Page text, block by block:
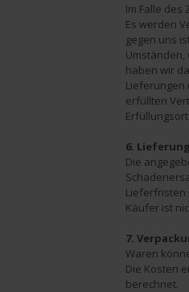
Im Falle
Es werden
gegen uns
haben wir
Lieferungen
erfüllten
6. Lieferung
Die
Lieferfristen
Käufer ist
7.
Waren
Die Kosten
berechnet.